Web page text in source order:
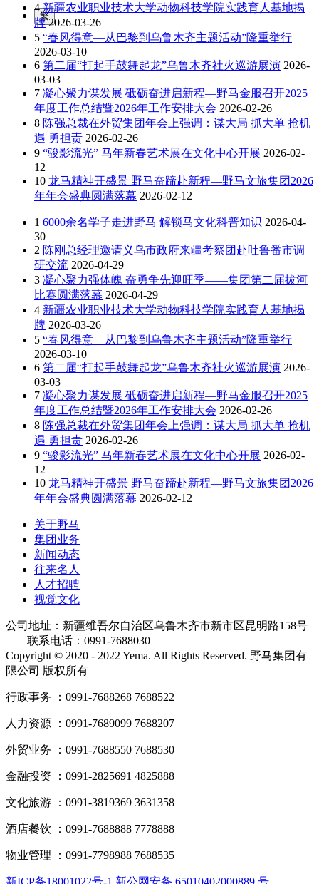
繁
4新疆农业职业技术大学动物科技学院实践育人基地揭
牌 2026-03-26
5 “春风得意—从巴黎到乌鲁木齐主题活动”隆重举行
2026-03-10
6 第二届“打起手鼓舞起龙”乌鲁木齐社火巡游展演 2026-
03-03
7 凝心聚力谋发展 砥砺奋进启新程—野马金服召开2025
年度工作总结暨2026年工作安排大会 2026-02-26
8 陈强总裁在外贸集团年会上强调：谋大局 抓大单 抢机
遇 勇担责 2026-02-26
9 “骏影流光” 马年新春艺术展在文化中心开展 2026-02-
12
10 龙马精神开盛景 野马奋蹄赴新程—野马文旅集团2026
年年会盛典圆满落幕 2026-02-12
1 6000余名学子走进野马 解锁马文化科普知识 2026-04-
30
2 陈刚总经理邀请义乌市政府来疆考察团赴吐鲁番市调
研交流 2026-04-29
3 凝心聚力强体魄 奋勇争先迎旺季——集团第二届拔河
比赛圆满落幕 2026-04-29
4 新疆农业职业技术大学动物科技学院实践育人基地揭
牌 2026-03-26
5 “春风得意—从巴黎到乌鲁木齐主题活动”隆重举行
2026-03-10
6 第二届“打起手鼓舞起龙”乌鲁木齐社火巡游展演 2026-
03-03
7 凝心聚力谋发展 砥砺奋进启新程—野马金服召开2025
年度工作总结暨2026年工作安排大会 2026-02-26
8 陈强总裁在外贸集团年会上强调：谋大局 抓大单 抢机
遇 勇担责 2026-02-26
9 “骏影流光” 马年新春艺术展在文化中心开展 2026-02-
12
10 龙马精神开盛景 野马奋蹄赴新程—野马文旅集团2026
年年会盛典圆满落幕 2026-02-12
关于野马
集团业务
新闻动态
往来名人
人才招聘
视觉文化
公司地址：新疆维吾尔自治区乌鲁木齐市新市区昆明路158号
联系电话：0991-7688030
Copyright © 2020 - 2022 Yema. All Rights Reserved. 野马集团有
限公司 版权所有
行政事务 ：0991-7688268 7688522
人力资源 ：0991-7689099 7688207
外贸业务 ：0991-7688550 7688530
金融投资 ：0991-2825691 4825888
文化旅游 ：0991-3819369 3631358
酒店餐饮 ：0991-7688888 7778888
物业管理 ：0991-7798988 7688535
新ICP备18001022号-1 新公网安备 65010402000889 号